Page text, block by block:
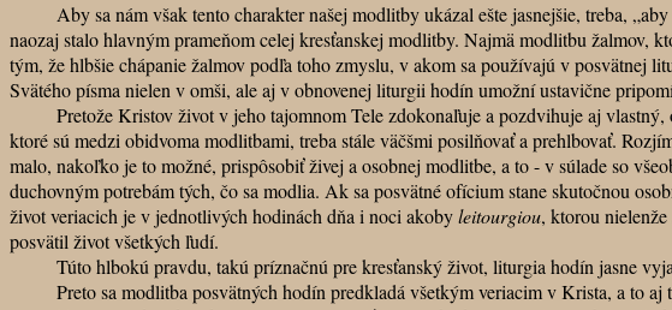
Aby sa nám však tento charakter našej modlitby ukázal ešte jasnejšie, treba, „aby
naozaj stalo hlavným prameňom celej kresťanskej modlitby. Najmä modlitbu žalmov,
tým, že hlbšie chápanie žalmov podľa toho zmyslu, v akom sa používajú v posvätnej
Svätého písma nielen v omši, ale aj v obnovenej liturgii hodín umožní ustavične
Pretože Kristov život v jeho tajomnom Tele zdokonaľuje a pozdvihuje aj vlastný,
ktoré sú medzi obidvoma modlitbami, treba stále väčšmi posilňovať a prehlbovať.
malo, nakoľko je to možné, prispôsobiť živej a osobnej modlitbe, a to - v súlade so
duchovným potrebám tých, čo sa modlia. Ak sa posvätné ofícium stane skutočnou
život veriacich je v jednotlivých hodinách dňa i noci akobyleitourgiou, ktorou
posvätil život všetkých ľudí.
Túto hlbokú pravdu, takú príznačnú pre kresťanský život, liturgia hodín jasne
Preto sa modlitba posvätných hodín predkladá všetkým veriacim v Krista, a to aj